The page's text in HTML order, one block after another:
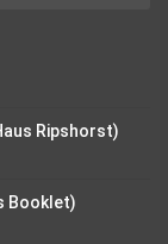
Ripshorst)
Booklet)